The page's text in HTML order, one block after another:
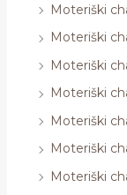
Moteriški
Moteriški
Moteriški
Moteriški
Moteriški
Moteriški
Moteriški